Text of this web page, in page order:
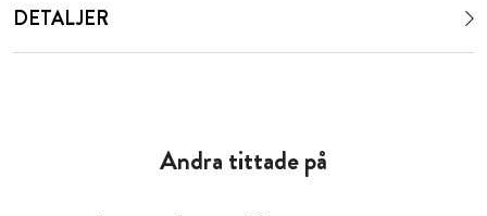
DETALJER
Andra tittade på